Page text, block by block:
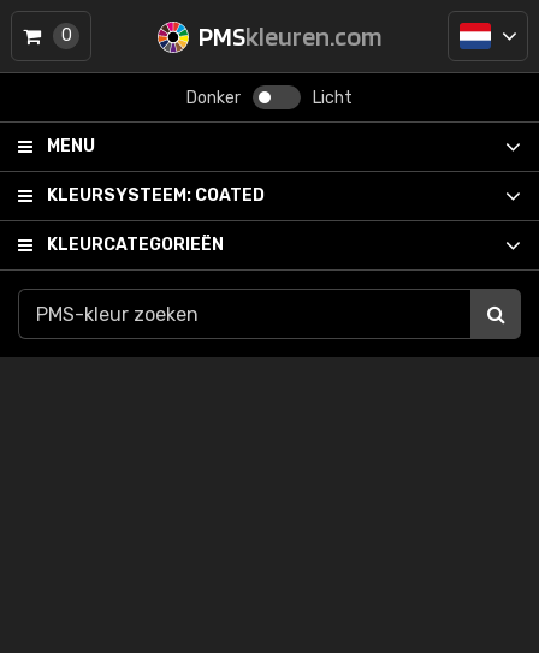
PMSkleuren.com
Donker Licht
MENU
KLEURSYSTEEM: COATED
KLEURCATEGORIEËN
0